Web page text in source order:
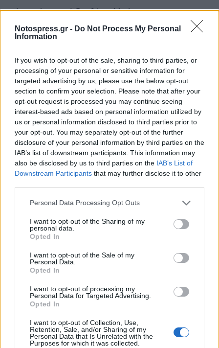
Notospress.gr - Do Not Process My Personal
Information
If you wish to opt-out of the sale, sharing to third parties, or
processing of your personal or sensitive information for
targeted advertising by us, please use the below opt-out
section to confirm your selection. Please note that after your
opt-out request is processed you may continue seeing
interest-based ads based on personal information utilized by
us or personal information disclosed to third parties prior to
your opt-out. You may separately opt-out of the further
disclosure of your personal information by third parties on the
IAB’s list of downstream participants. This information may
also be disclosed by us to third parties on the IAB’s List of
Downstream Participants that may further disclose it to other
Personal Data Processing Opt Outs
I want to opt-out of the Sharing of my
personal data.
Opted In
I want to opt-out of the Sale of my
Personal Data.
Opted In
I want to opt-out of processing my
Personal Data for Targeted Advertising.
Opted In
I want to opt-out of Collection, Use,
Retention, Sale, and/or Sharing of my
Personal Data that Is Unrelated with the
Purposes for which it was collected.
– έχει κόκκινα ή ξανθά μαλλιά
– έχει ευαίσθητο δέρμα ή παρουσιάζει
Πώς θα προστατεύσω το παιδί από τη
θερμοπληξία;
Εκτός από τα εγκαύματα, η παρατεταμένη
έκθεση στον ήλιο ενέχει και τον κίνδυνο της
θερμοπληξίας, ιδίως σε βρέφη και μικρά παιδιά
καθώς η επιφάνεια του σώματός τους είναι
μικρότερη απ’ αυτήν των ενηλίκων κι έτσι η
θερμοκρασία τους αυξάνεται πολύ ευκολότερα.
προκαλώντας συμπτώματα όπως:
Ζαλάδα
Έντονος πονοκέφαλος
Νωθρότητα